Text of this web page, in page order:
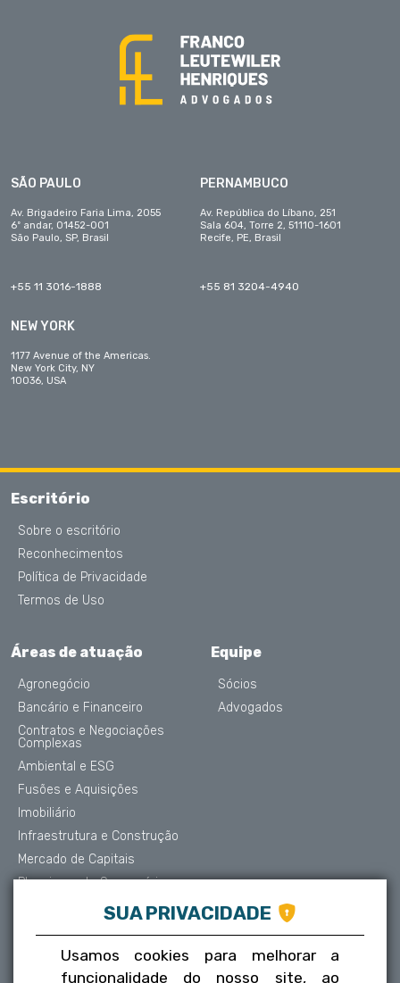
SÃO PAULO
Av. Brigadeiro Faria Lima, 2055
6º andar, 01452-001
São Paulo, SP, Brasil
+55 11 3016-1888
PERNAMBUCO
Av. República do Líbano, 251
Sala 604, Torre 2, 51110-1601
Recife, PE, Brasil
+55 81 3204-4940
NEW YORK
1177 Avenue of the Americas.
New York City, NY
10036, USA
Escritório
Sobre o escritório
Reconhecimentos
Política de Privacidade
Termos de Uso
Áreas de atuação
Agronegócio
Bancário e Financeiro
Contratos e Negociações
Complexas
Ambiental e ESG
Fusões e Aquisições
Imobiliário
Infraestrutura e Construção
Mercado de Capitais
Planejamento Sucessório
Contencioso e Arbitragem
Societário
Trabalhista
Equipe
Sócios
Advogados
SUA PRIVACIDADE
Usamos cookies para melhorar a
funcionalidade do nosso site, ao